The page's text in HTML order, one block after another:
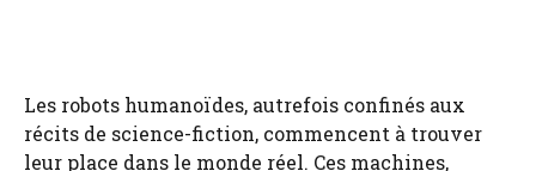
Les robots humanoïdes, autrefois confinés aux
récits de science-fiction, commencent à trouver
leur place dans le monde réel. Ces machines,